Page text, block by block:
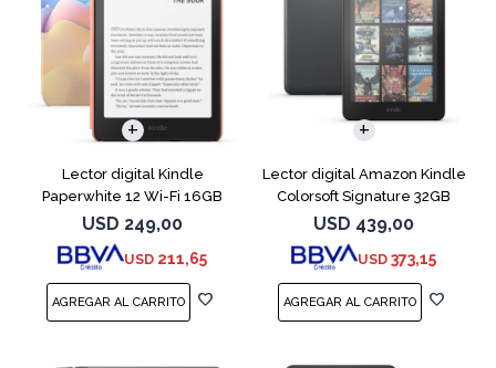
Lector digital Kindle
Paperwhite 12 Wi-Fi 16GB
Starfish
USD 249,00
USD 211,65
Lector digital Amazon Kindle
Colorsoft Signature 32GB
Negro
USD 439,00
USD 373,15